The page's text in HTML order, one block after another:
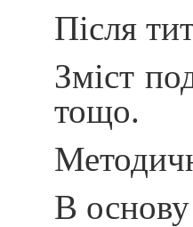
Після
Зміст
тощо.
В основу